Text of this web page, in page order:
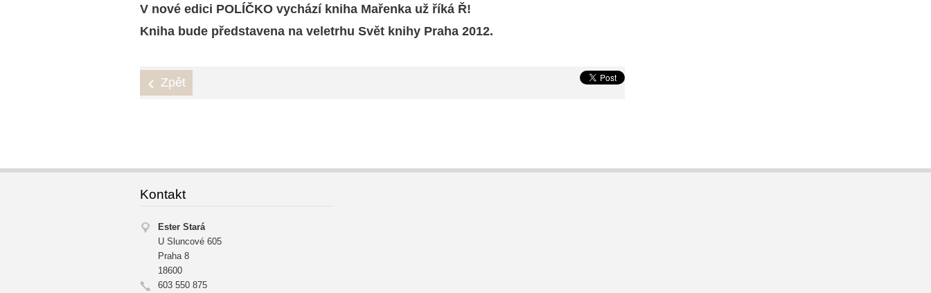
V nové edici POLÍČKO vychází kniha Mařenka už říká Ř!
Kniha bude představena na veletrhu Svět knihy Praha 2012.
Zpět
Kontakt
Ester Stará
U Sluncové 605
Praha 8
18600
603 550 875